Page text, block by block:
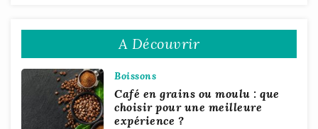
A Découvrir
Boissons
Café en grains ou moulu : que
choisir pour une meilleure
expérience ?